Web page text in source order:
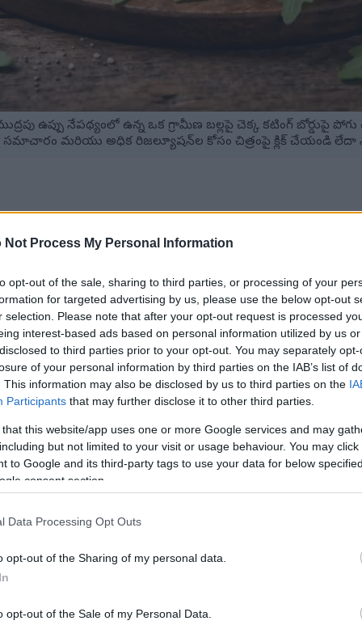
Not Process My Personal Information
opt-out of the sale, sharing to third parties, or processing of your
for targeted advertising by us, please use the below opt-out
selection. Please note that after your opt-out request is processed
interest-based ads based on personal information utilized by us
to third parties prior to your opt-out. You may separately
of your personal information by third parties on the IAB’s list of
This information may also be disclosed by us to third parties on the
Participants that may further disclose it to other third parties.
that this website/app uses one or more Google services and may
but not limited to your visit or usage behaviour. You may
to Google and its third-party tags to use your data for below
consent section.
Data Processing Opt Outs
opt-out of the Sharing of my personal data.
opt-out of the Sale of my Personal Data.
ఉప్పు నేపథ్యంలో ఉన్న ఒక గ్రామీణ బల్లపై చెక్క కటింగ్ బోర్డుపై
మరియు అధిక రిజల్యూషన్‌ల కోసం చిత్రంపై క్లిక్ చేయండి లేదా
మరియు కె పుష్కలంగా ఉంటాయి, ఇవి మొత్తం ఆరోగ్యానికి తోడ్పడతాయి.
హృదయ ఆరోగ్యాన్ని ప్రోత్సహిస్తుంది.
వల్ల మీ రోగనిరోధక పనితీరు మెరుగుపడుతుంది.
ఒత్తిడిని ఎదుర్కొనే యాంటీఆక్సిడెంట్లు ఉంటాయి.
తగ్గిస్తుంది, సమతుల్య ఆహారంలో బాగా సరిపోతుంది.
వివిధ వంటకాలకు రుచికరమైన అదనంగా చేస్తాయి.
దీనిని ఎరుకా వెసికారియా అని కూడా పిలుస్తారు. ఇది బ్రోకలీ
వచ్చింది మరియు పెరిగే కొద్దీ మరింత బలపడే మిరియాల రుచిని కలిగి
మరియు ప్రకాశవంతమైన ఆకుపచ్చ రంగుకు ప్రసిద్ధి చెందింది.
రుచి కోసం వంటవారు మరియు ఇంటి వంటవారు దీన్ని
ఇది సలాడ్లకు కారంగా ఉండే రుచిని జోడిస్తుంది. మీరు దీనిని
బహుముఖ ప్రజ్ఞ దీనిని ప్రతిచోటా వంటగదిలో ఇష్టమైనదిగా చేస్తుంది.
ప్రొఫైల్